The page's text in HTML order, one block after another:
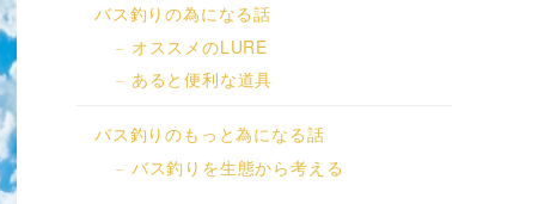
バス釣りの為になる話
オススメのLURE
あると便利な道具
バス釣りのもっと為になる話
バス釣りを生態から考える